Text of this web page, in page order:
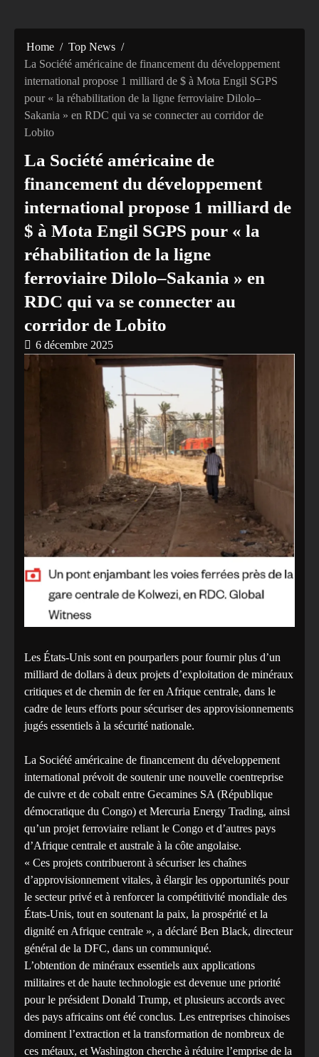
Home
Top News
La Société américaine de financement du développement
international propose 1 milliard de $ à Mota Engil SGPS
pour « la réhabilitation de la ligne ferroviaire Dilolo–
Sakania » en RDC qui va se connecter au corridor de
Lobito
La Société américaine de
financement du développement
international propose 1 milliard de
$ à Mota Engil SGPS pour « la
réhabilitation de la ligne
ferroviaire Dilolo–Sakania » en
RDC qui va se connecter au
corridor de Lobito
6 décembre 2025
Les États-Unis sont en pourparlers pour fournir plus d’un
milliard de dollars à deux projets d’exploitation de minéraux
critiques et de chemin de fer en Afrique centrale, dans le
cadre de leurs efforts pour sécuriser des approvisionnements
jugés essentiels à la sécurité nationale.
La Société américaine de financement du développement
international prévoit de soutenir une nouvelle coentreprise
de cuivre et de cobalt entre Gecamines SA (République
démocratique du Congo) et Mercuria Energy Trading, ainsi
qu’un projet ferroviaire reliant le Congo et d’autres pays
d’Afrique centrale et australe à la côte angolaise.
« Ces projets contribueront à sécuriser les chaînes
d’approvisionnement vitales, à élargir les opportunités pour
le secteur privé et à renforcer la compétitivité mondiale des
États-Unis, tout en soutenant la paix, la prospérité et la
dignité en Afrique centrale », a déclaré Ben Black, directeur
général de la DFC, dans un communiqué.
L’obtention de minéraux essentiels aux applications
militaires et de haute technologie est devenue une priorité
pour le président Donald Trump, et plusieurs accords avec
des pays africains ont été conclus. Les entreprises chinoises
dominent l’extraction et la transformation de nombreux de
ces métaux, et Washington cherche à réduire l’emprise de la